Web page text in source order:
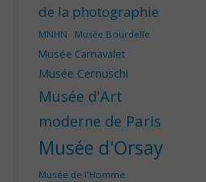
de la photographie
MNHN Musée Bourdelle
Musée Carnavalet
Musée Cernuschi
Musée d'Art
moderne de Paris
Musée d'Orsay
Musée de l'Homme